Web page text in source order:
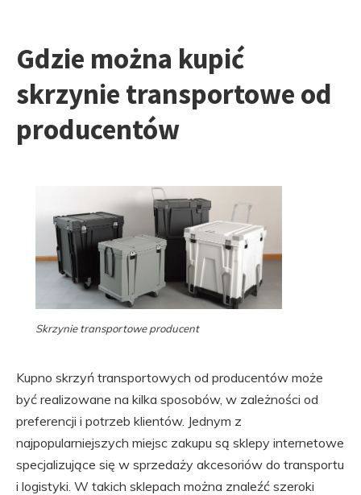
Gdzie można kupić
skrzynie transportowe od
producentów
Skrzynie transportowe producent
Kupno skrzyń transportowych od producentów może
być realizowane na kilka sposobów, w zależności od
preferencji i potrzeb klientów. Jednym z
najpopularniejszych miejsc zakupu są sklepy internetowe
specjalizujące się w sprzedaży akcesoriów do transportu
i logistyki. W takich sklepach można znaleźć szeroki